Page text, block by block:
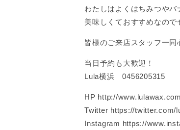
わたしはよくはちみつや
美味しくておすすめなの
皆様のご来店スタッフ一同
当日予約も大歓迎！
Lula横浜 0456205315
HP http://
Twitter https://twitter.com/
Instagram https://